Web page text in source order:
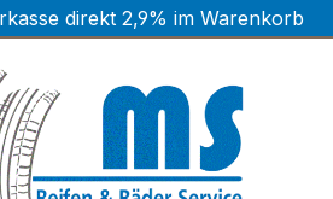
direkt 2,9% im Warenkorb